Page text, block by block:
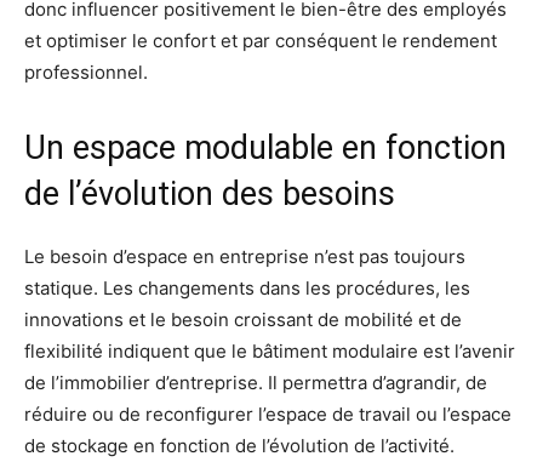
donc influencer positivement le bien-être des employés
et optimiser le confort et par conséquent le rendement
professionnel.
Un espace modulable en fonction
de l’évolution des besoins
Le besoin d’espace en entreprise n’est pas toujours
statique. Les changements dans les procédures, les
innovations et le besoin croissant de mobilité et de
flexibilité indiquent que le bâtiment modulaire est l’avenir
de l’immobilier d’entreprise. Il permettra d’agrandir, de
réduire ou de reconfigurer l’espace de travail ou l’espace
de stockage en fonction de l’évolution de l’activité.